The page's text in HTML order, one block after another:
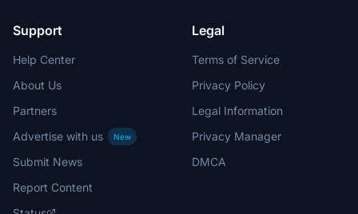
Support
Help Center
About Us
Partners
Advertise with us
New
Submit News
Report Content
Legal
Terms of Service
Privacy Policy
Legal Information
Privacy Manager
DMCA